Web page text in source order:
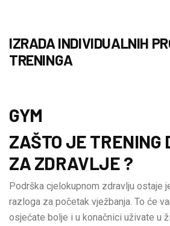
IZRADA INDIVIDUALNIH
TRENINGA
GYM
ZAŠTO JE TRENING
ZA ZDRAVLJE ?
Podrška cjelokupnom zdravlju ostaje
razloga za početak vježbanja. To će
osjećate bolje i u konačnici uživate u